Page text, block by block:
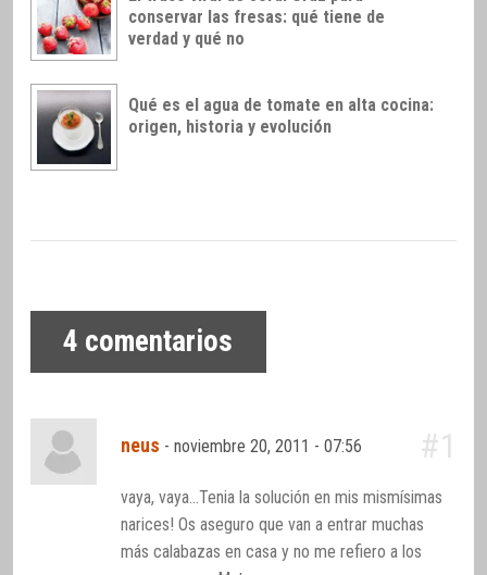
conservar las fresas: qué tiene de
verdad y qué no
Qué es el agua de tomate en alta cocina:
origen, historia y evolución
4 comentarios
neus -noviembre 20, 2011 - 07:56 #1
vaya, vaya…Tenia la solución en mis mismísimas
narices! Os aseguro que van a entrar muchas
más calabazas en casa y no me refiero a los